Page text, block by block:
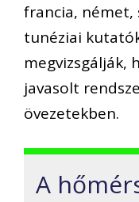
francia, német,
tunéziai
megvizsgálják,
javasolt
övezetekben.
A